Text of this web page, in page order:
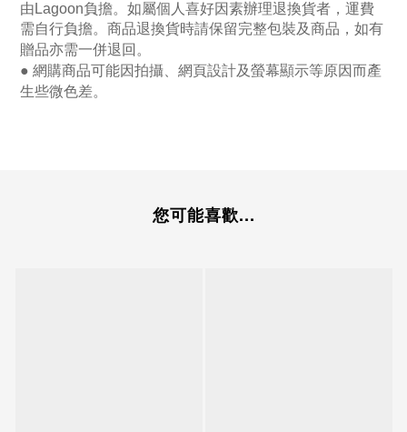
由Lagoon負擔。如屬個人喜好因素辦理退換貨者，運費
需自行負擔。商品退換貨時請保留完整包裝及商品，如有
贈品亦需一併退回。
● 網購商品可能因拍攝、網頁設計及螢幕顯示等原因而產
生些微色差。
您可能喜歡...